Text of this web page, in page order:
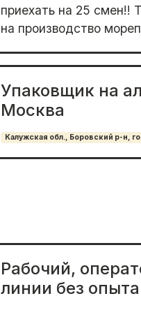
приехать на 25 смен!!
на производство
Упаковщик на
Москва
Калужская обл., Боровский р-н,
Рабочий,
линии без опыта